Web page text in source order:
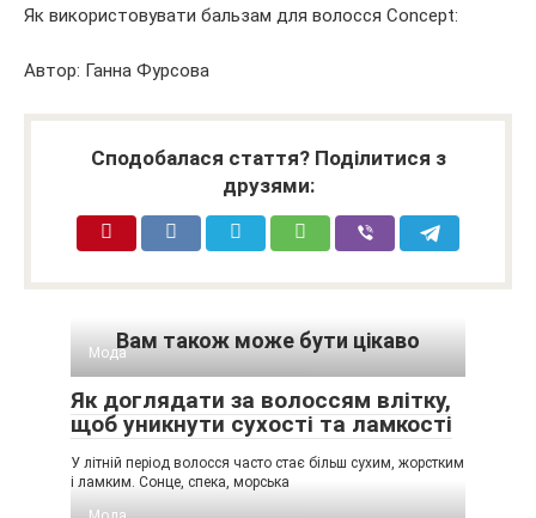
Як використовувати бальзам для волосся Concept:
Автор: Ганна Фурсова
Сподобалася стаття? Поділитися з
друзями:
Вам також може бути цікаво
Мода
Як доглядати за волоссям влітку,
щоб уникнути сухості та ламкості
У літній період волосся часто стає більш сухим, жорстким
і ламким. Сонце, спека, морська